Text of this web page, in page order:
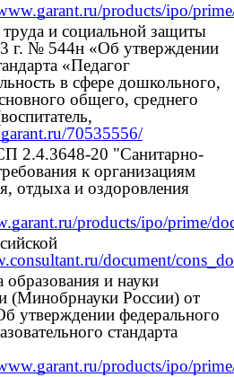
products/ipo/
и социальной защиты
г. № 544н «Об утверждении
«Педагог
в сфере дошкольного,
общего, среднего
70535556/
2.4.3648-20 "Санитарно-
к организациям
отдыха и оздоровления
products/ipo/prime/
document/
и науки
(Минобрнауки России) от
утверждении федерального
стандарта
products/ipo/